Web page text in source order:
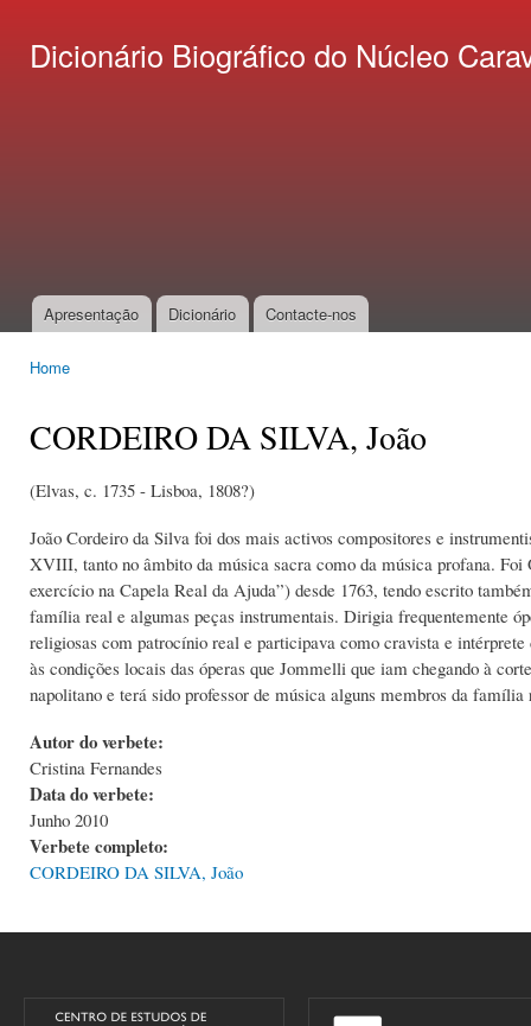
Dicionário Biográfico do Núcleo
Main menu
Apresentação Dicionário Contacte-nos
Home
CORDEIRO DA SILVA, João
(Elvas, c. 1735 - Lisboa, 1808?)
João Cordeiro da Silva foi dos mais activos compositores e
XVIII, tanto no âmbito da música sacra como da música profana.
exercício na Capela Real da Ajuda”) desde 1763, tendo escrito
família real e algumas peças instrumentais. Dirigia frequentemente
religiosas com patrocínio real e participava como cravista e
às condições locais das óperas que Jommelli que iam chegando à
napolitano e terá sido professor de música alguns membros da família
Autor do verbete:
Cristina Fernandes
Data do verbete:
Junho 2010
Verbete completo:
CORDEIRO DA SILVA, João